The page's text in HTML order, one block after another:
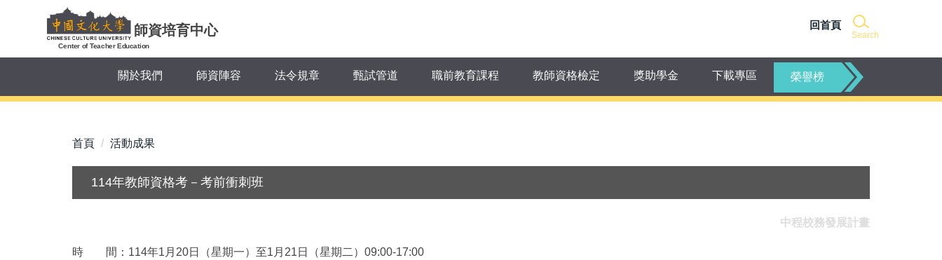
要
容
師資培育中心
Center of Teacher Education
回首頁
Search
關於我們 師資陣容 法令規章 甄試管道 職前教育課程 教師資格檢定 獎助學金 下載專區 榮譽榜
首頁 活動成果
114年教師資格考－考前衝刺班
中程校務發展計畫
時 間：114年1月20日（星期一）至1月21日（星期二）09:00-17:00